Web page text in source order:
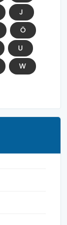
J
Ö
U
W